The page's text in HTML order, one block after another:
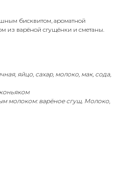
бисквитом, ароматной
из варёной сгущёнки и сметаны.
яйцо, сахар, молоко, мак, сода,
молоком: варёное сгущ. Молоко,